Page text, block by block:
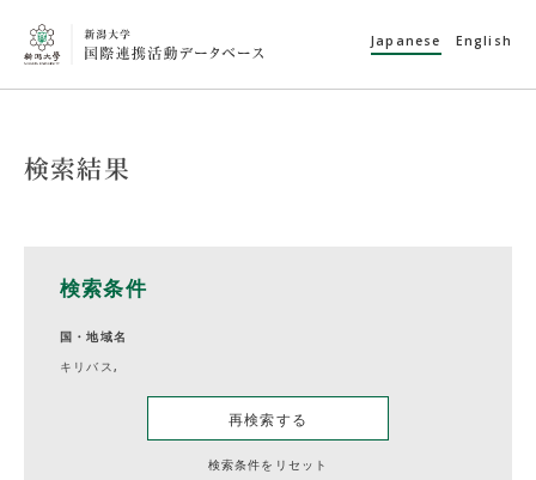
Japanese English
検索結果
検索条件
国・地域名
キリバス,
再検索する
検索条件をリセット